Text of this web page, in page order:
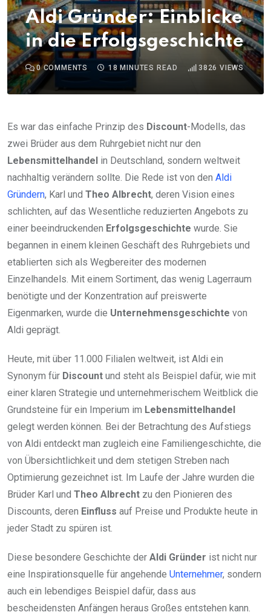
Aldi Gründer: Einblicke
in die Erfolgsgeschichte
0COMMENTS 18 MINUTES READ 3826 VIEWS
Es war das einfache Prinzip des Discount-Modells, das
zwei Brüder aus dem Ruhrgebiet nicht nur den
Lebensmittelhandel in Deutschland, sondern weltweit
nachhaltig verändern sollte. Die Rede ist von den Aldi
Gründern, Karl und Theo Albrecht, deren Vision eines
schlichten, auf das Wesentliche reduzierten Angebots zu
einer beeindruckenden Erfolgsgeschichte wurde. Sie
begannen in einem kleinen Geschäft des Ruhrgebiets und
etablierten sich als Wegbereiter des modernen
Einzelhandels. Mit einem Sortiment, das wenig Lagerraum
benötigte und der Konzentration auf preiswerte
Eigenmarken, wurde die Unternehmensgeschichte von
Aldi geprägt.
Heute, mit über 11.000 Filialen weltweit, ist Aldi ein
Synonym für Discount und steht als Beispiel dafür, wie mit
einer klaren Strategie und unternehmerischem Weitblick die
Grundsteine für ein Imperium im Lebensmittelhandel
gelegt werden können. Bei der Betrachtung des Aufstiegs
von Aldi entdeckt man zugleich eine Familiengeschichte, die
von Übersichtlichkeit und dem stetigen Streben nach
Optimierung gezeichnet ist. Im Laufe der Jahre wurden die
Brüder Karl und Theo Albrecht zu den Pionieren des
Discounts, deren Einfluss auf Preise und Produkte heute in
jeder Stadt zu spüren ist.
Diese besondere Geschichte der Aldi Gründer ist nicht nur
eine Inspirationsquelle für angehende Unternehmer, sondern
auch ein lebendiges Beispiel dafür, dass aus
bescheidensten Anfängen heraus Großes entstehen kann.